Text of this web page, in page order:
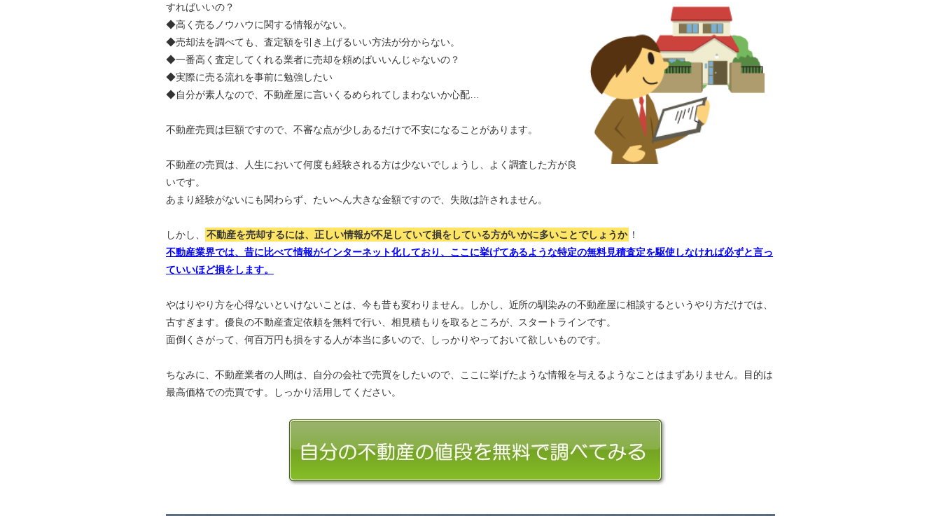
すればいいの？
◆高く売るノウハウに関する情報がない。
◆売却法を調べても、査定額を引き上げるいい方法が分からない。
◆一番高く査定してくれる業者に売却を頼めばいいんじゃないの？
◆実際に売る流れを事前に勉強したい
◆自分が素人なので、不動産屋に言いくるめられてしまわないか心配…
不動産売買は巨額ですので、不審な点が少しあるだけで不安になることがあります。
不動産の売買は、人生において何度も経験される方は少ないでしょうし、よく調査した方が良
いです。
あまり経験がないにも関わらず、たいへん大きな金額ですので、失敗は許されません。
しかし、 不動産を売却するには、正しい情報が不足していて損をしている方がいかに多いことでしょうか ！
不動産業界では、昔に比べて情報がインターネット化しており、ここに挙げてあるような特定の無料見積査定を駆使しなければ必ずと言っ
ていいほど損をします。
やはりやり方を心得ないといけないことは、今も昔も変わりません。しかし、近所の馴染みの不動産屋に相談するというやり方だけでは、
古すぎます。優良の不動産査定依頼を無料で行い、相見積もりを取るところが、スタートラインです。
面倒くさがって、何百万円も損をする人が本当に多いので、しっかりやっておいて欲しいものです。
ちなみに、不動産業者の人間は、自分の会社で売買をしたいので、ここに挙げたような情報を与えるようなことはまずありません。目的は
最高価格での売買です。しっかり活用してください。